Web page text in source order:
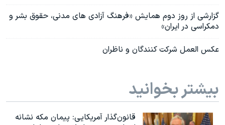
گزارشی از روز دوم همایش «فرهنگ آزادی های مدنی، حقوق بشر و
دمکراسی در ایران»
عکس العمل شرکت کنندگان و ناظران
بیشتر بخوانید
قانون‌گذار آمریکایی: پیمان مکه نشانه